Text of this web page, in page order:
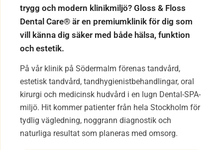
trygg och modern klinikmiljö? Gloss & Floss
Dental Care® är en premiumklinik för dig som
vill känna dig säker med både hälsa, funktion
och estetik.
På vår klinik på Södermalm förenas tandvård,
estetisk tandvård, tandhygienistbehandlingar, oral
kirurgi och medicinsk hudvård i en lugn Dental-SPA-
miljö. Hit kommer patienter från hela Stockholm för
tydlig vägledning, noggrann diagnostik och
naturliga resultat som planeras med omsorg.